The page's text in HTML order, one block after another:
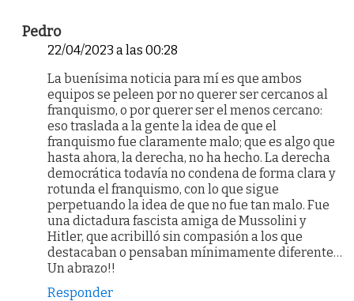
Pedro
22/04/2023 a las 00:28
La buenísima noticia para mí es que ambos
equipos se peleen por no querer ser cercanos al
franquismo, o por querer ser el menos cercano:
eso traslada a la gente la idea de que el
franquismo fue claramente malo; que es algo que
hasta ahora, la derecha, no ha hecho. La derecha
democrática todavía no condena de forma clara y
rotunda el franquismo, con lo que sigue
perpetuando la idea de que no fue tan malo. Fue
una dictadura fascista amiga de Mussolini y
Hitler, que acribilló sin compasión a los que
destacaban o pensaban mínimamente diferente…
Un abrazo!!
Responder